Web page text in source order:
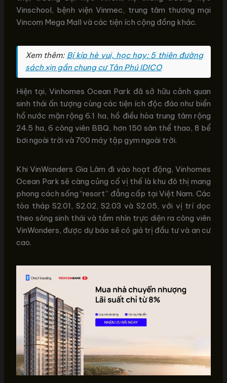
Vinschool, bệnh viện Vinmec, trung tâm thương mại
Vincom Mega Mall và các tiện ích cộng đồng khác.
Xem thêm: Bí kíp hè vui, học hay: 5 thiên đường
sách xịn gần chung cư Tân Phú IDICO
Hiện tại, Vinhomes Ocean Park đã sở hữu cảnh quan
sinh thái ấn tượng cùng các tiện ích độc đáo như biển
hồ nước mặn rộng 6.1 ha, hồ điều hòa trung tâm rộng
24.5 ha, 6 công viên BBQ, hơn 150 sân thể thao, 8 bể
bơi ngoài trời và 700 máy tập gym ngoài trời.
Khi VinWonders Gia Lâm đi vào hoạt động, Vinhomes
Ocean Park sẽ càng củng cố vị thế là khu đô thị mang
phong cách sống “resort” đẳng cấp tại Việt Nam. Các
tòa tháp S2.01, S2.02, S2.03 và S2.05, với vị trí dọc
theo sông sinh thái và tầm nhìn trực diện ra công viên
VinWonders, được dự báo sẽ có giá trị đầu tư và an cư
cao.